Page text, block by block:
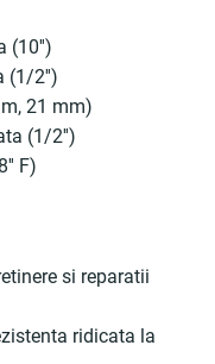
(10'')
(1/2'')
21 mm)
(1/2'')
F)
si reparatii
ridicata la